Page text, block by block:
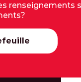
renseignements